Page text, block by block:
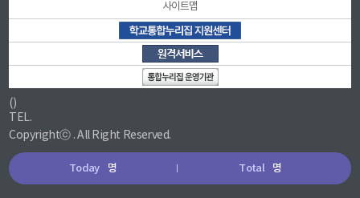
사이트맵
()
TEL.
Copyrightⓒ . All Right Reserved.
Today 명 Total 명